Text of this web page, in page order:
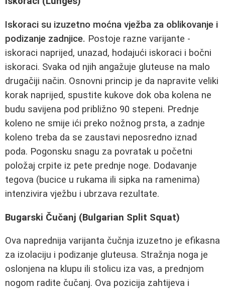
Iskoraci su izuzetno moćna vježba za oblikovanje i
podizanje zadnjice. Postoje razne varijante -
iskoraci naprijed, unazad, hodajući iskoraci i bočni
iskoraci. Svaka od njih angažuje gluteuse na malo
drugačiji način. Osnovni princip je da napravite veliki
korak naprijed, spustite kukove dok oba kolena ne
budu savijena pod približno 90 stepeni. Prednje
koleno ne smije ići preko nožnog prsta, a zadnje
koleno treba da se zaustavi neposredno iznad
poda. Pogonsku snagu za povratak u početni
položaj crpite iz pete prednje noge. Dodavanje
tegova (bucice u rukama ili sipka na ramenima)
intenzivira vježbu i ubrzava rezultate.
Bugarski Čučanj (Bulgarian Split Squat)
Ova naprednija varijanta čučnja izuzetno je efikasna
za izolaciju i podizanje gluteusa. Stražnja noga je
oslonjena na klupu ili stolicu iza vas, a prednjom
nogom radite čučanj. Ova pozicija zahtijeva i